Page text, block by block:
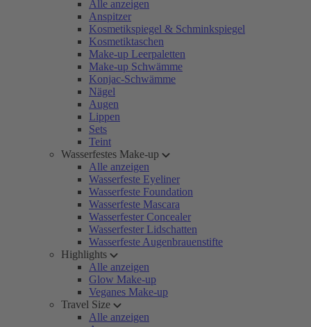
Alle anzeigen
Anspitzer
Kosmetikspiegel & Schminkspiegel
Kosmetiktaschen
Make-up Leerpaletten
Make-up Schwämme
Konjac-Schwämme
Nägel
Augen
Lippen
Sets
Teint
Wasserfestes Make-up
Alle anzeigen
Wasserfeste Eyeliner
Wasserfeste Foundation
Wasserfeste Mascara
Wasserfester Concealer
Wasserfester Lidschatten
Wasserfeste Augenbrauenstifte
Highlights
Alle anzeigen
Glow Make-up
Veganes Make-up
Travel Size
Alle anzeigen